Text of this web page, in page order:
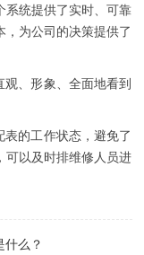
系统提供了实时、可靠
，为公司的决策提供了
、形象、全面地看到
的工作状态，避免了
可以及时排维修人员进
什么？